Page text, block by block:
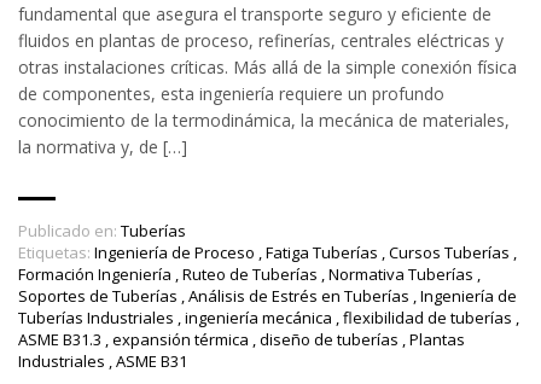
fundamental que asegura el transporte seguro y eficiente de
fluidos en plantas de proceso, refinerías, centrales eléctricas y
otras instalaciones críticas. Más allá de la simple conexión física
de componentes, esta ingeniería requiere un profundo
conocimiento de la termodinámica, la mecánica de materiales,
la normativa y, de […]
Publicado en: Tuberías
Etiquetas: Ingeniería de Proceso ,Fatiga Tuberías ,Cursos Tuberías ,
Formación Ingeniería ,Ruteo de Tuberías ,Normativa Tuberías ,
Soportes de Tuberías ,Análisis de Estrés en Tuberías ,Ingeniería de
Tuberías Industriales ,ingeniería mecánica ,flexibilidad de tuberías ,
ASME B31.3 ,expansión térmica ,diseño de tuberías ,Plantas
Industriales ,ASME B31